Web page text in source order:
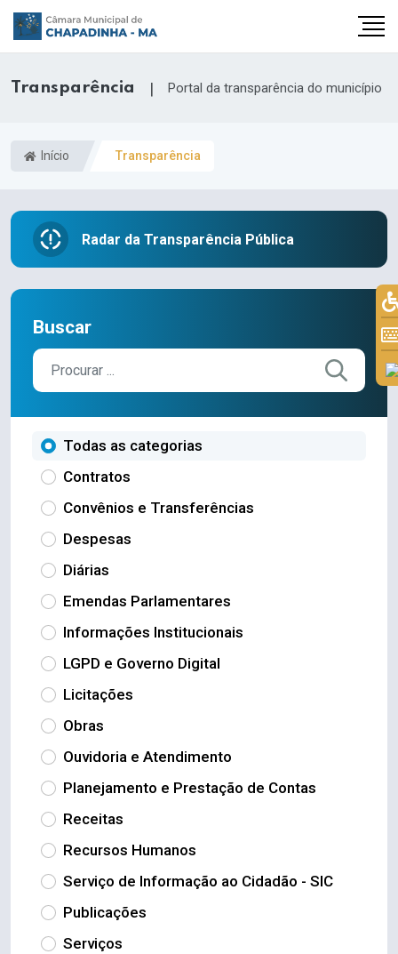
Transparência | Portal da transparência do município
Início Transparência
Radar da Transparência Pública
Buscar
Todas as categorias
Contratos
Convênios e Transferências
Despesas
Diárias
Emendas Parlamentares
Informações Institucionais
LGPD e Governo Digital
Licitações
Obras
Ouvidoria e Atendimento
Planejamento e Prestação de Contas
Receitas
Recursos Humanos
Serviço de Informação ao Cidadão - SIC
Publicações
Serviços